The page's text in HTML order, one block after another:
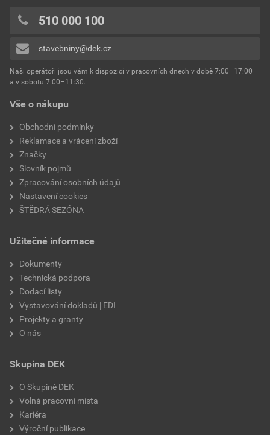
Přidávat hodnocení může pouze přihlášený uživatel.
Vše o nákupu
Obchodní podmínky
Reklamace a vrácení zboží
Značky
Slovník pojmů
Zpracování osobních údajů
Nastavení cookies
ŠTĚDRÁ SEZÓNA
Užitečné informace
Dokumenty
Technická podpora
Dodací listy
Vystavování dokladů | EDI
Projekty a granty
O nás
Skupina DEK
O Skupině DEK
Volná pracovní místa
Kariéra
Výroční publikace
510 000 100
stavebniny@dek.cz
Naši operátoři jsou vám k dispozici v pracovních dnech v době 7:00–17:00
a v sobotu 7:00–11:30.